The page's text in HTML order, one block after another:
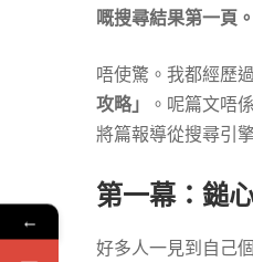
略
嘅搜尋結果第一頁。
唔使驚。我都經歷
攻略」
。呢篇文唔
將篇報導從搜尋引
第一幕：鎚
好多人一見到自己
←